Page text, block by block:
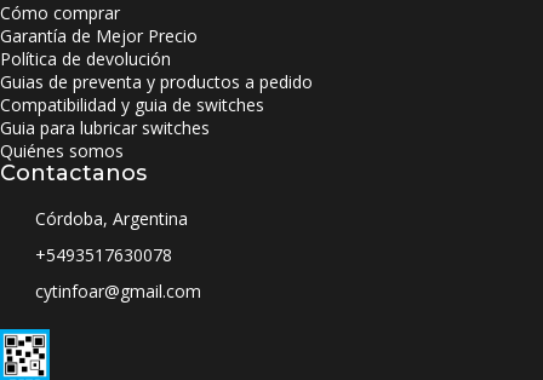
Cómo comprar
Garantía de Mejor Precio
Política de devolución
Guias de preventa y productos a pedido
Compatibilidad y guia de switches
Guia para lubricar switches
Quiénes somos
Contactanos
Córdoba, Argentina
+5493517630078
cytinfoar@gmail.com